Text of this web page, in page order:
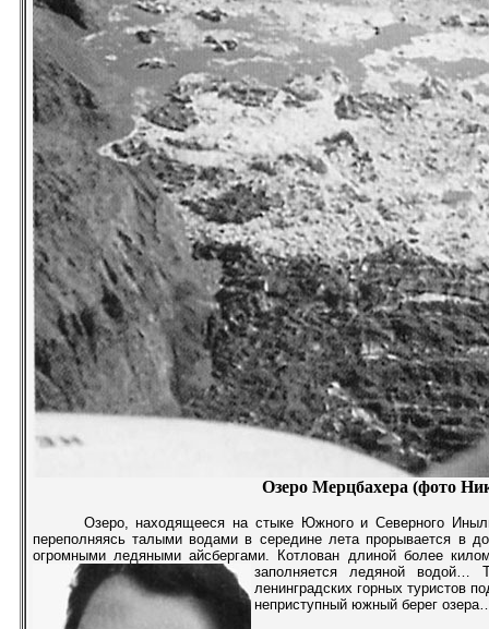
Озеро Мерцбахера (фото
Озеро, находящееся на стыке Южного и Северного
переполняясь талыми водами в середине лета прорывается в
огромными ледяными айсбергами. Котлован длиной более
заполняется ледяной водой…
ленинградских горных туристов
неприступный южный берег